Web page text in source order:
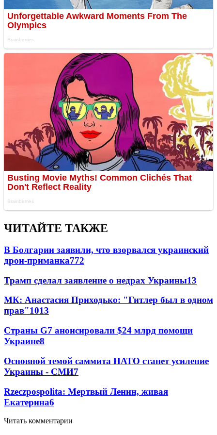
ЧИТАЙТЕ ТАКЖЕ
В Болгарии заявили, что взорвался украинский
дрон-приманка772
Трамп сделал заявление о недрах Украины13
МК: Анастасия Приходько: "Гитлер был в одном
прав"1013
Страны G7 анонсировали $24 млрд помощи
Украине8
Основной темой саммита НАТО станет усиление
Украины - СМИ7
Rzeczpospolita: Мертвый Ленин, живая
Екатерина6
Читать комментарии